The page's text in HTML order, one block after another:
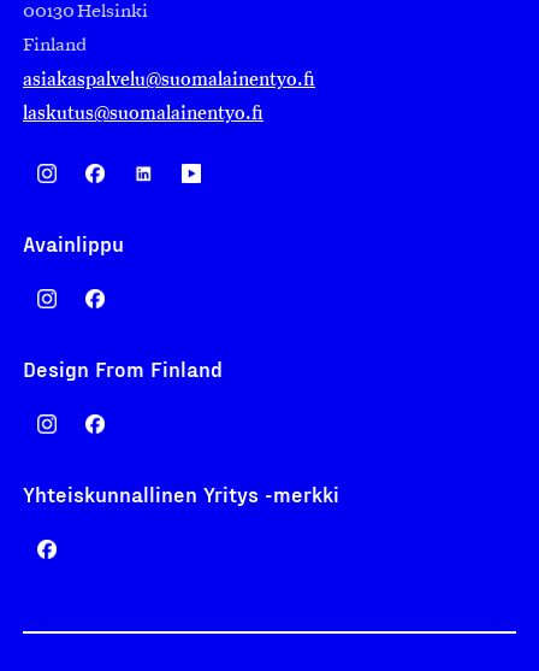
00130 Helsinki
Finland
asiakaspalvelu@suomalainentyo.fi
laskutus@suomalainentyo.fi
Avainlippu
Design From Finland
Yhteiskunnallinen Yritys -merkki